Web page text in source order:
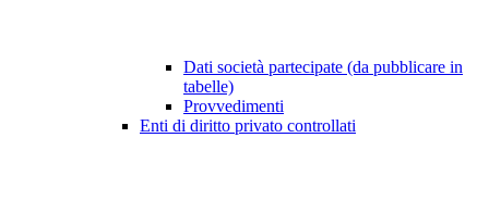
Dati società partecipate (da pubblicare in
tabelle)
Provvedimenti
Enti di diritto privato controllati